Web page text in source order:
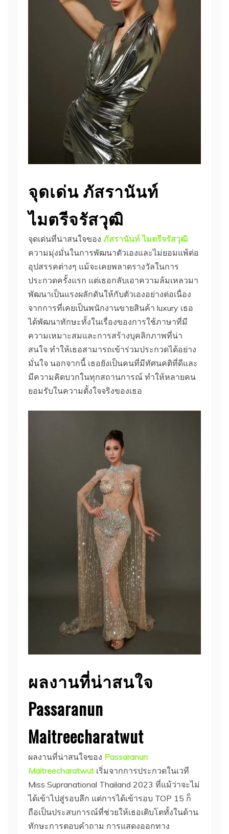
จุดเด่น ภัสรานันท์
ไมตรีจรัสวุฒิ
จุดเด่นที่น่าสนใจของ ภัสรานันท์ ไมตรีจรัสวุฒิ
ความมุ่งมั่นในการพัฒนาตัวเองและไม่ยอมแพ้ต่อ
อุปสรรคต่างๆ แม้จะเคยพลาดรางวัลในการ
ประกวดครั้งแรก แต่เธอกลับเอาความล้มเหลวมา
พัฒนาเป็นแรงผลักดันให้กับตัวเองอย่างต่อเนื่อง
จากการที่เคยเป็นพนักงานขายสินค้า luxury เธอ
ได้พัฒนาทักษะทั้งในเรื่องของการใช้ภาษาที่มี
ความเหมาะสมและการสร้างบุคลิกภาพที่น่า
สนใจ ทำให้เธอสามารถเข้าร่วมประกวดได้อย่าง
มั่นใจ นอกจากนี้ เธอยังเป็นคนที่มีทัศนคติที่ดีและ
มีความคิดบวกในทุกสถานการณ์ ทำให้หลายคน
ยอมรับในความตั้งใจจริงของเธอ
ผลงานที่น่าสนใจ
Passaranun
Maitreecharatwut
ผลงานที่น่าสนใจของ Passaranun
Maitreecharatwut เริ่มจากการประกวดในเวที
Miss Supranational Thailand 2023 ที่แม้ว่าจะไม่
ได้เข้าไปสู่รอบลึก แต่การได้เข้ารอบ TOP 15 ก็
ถือเป็นประสบการณ์ที่ช่วยให้เธอเติบโตทั้งในด้าน
ทักษะการตอบคำถาม การแสดงออกทาง